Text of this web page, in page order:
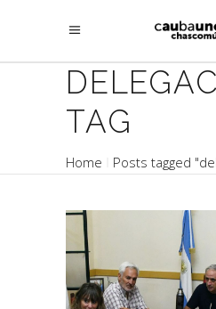
TAG
Home Posts tagged